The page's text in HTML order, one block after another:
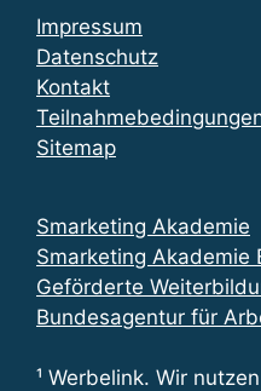
Impressum
Datenschutz
Kontakt
Sitemap
Smarketing Akademie
Smarketing Akademie
Geförderte
Bundesagentur für
¹ Werbelink. Wir